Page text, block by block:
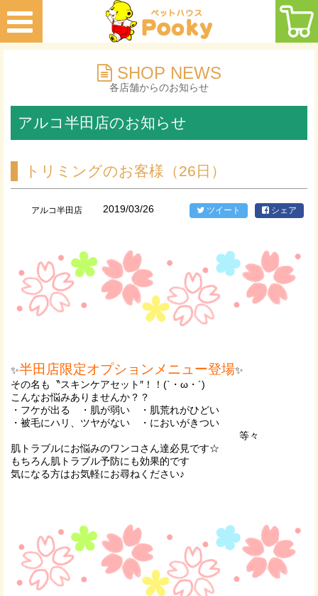
SHOP NEWS
各店舗からのお知らせ
アルコ半田店のお知らせ
トリミングのお客様（26日）
アルコ半田店 2019/03/26 ツイート シェア
✨半田店限定オプションメニュー登場✨
その名も〝スキンケアセット″！！(`・ω・´)
こんなお悩みありませんか？？
・フケが出る ・肌が弱い ・肌荒れがひどい
・被毛にハリ、ツヤがない ・においがきつい
等々
肌トラブルにお悩みのワンコさん達必見です☆
もちろん肌トラブル予防にも効果的です
気になる方はお気軽にお尋ねください♪